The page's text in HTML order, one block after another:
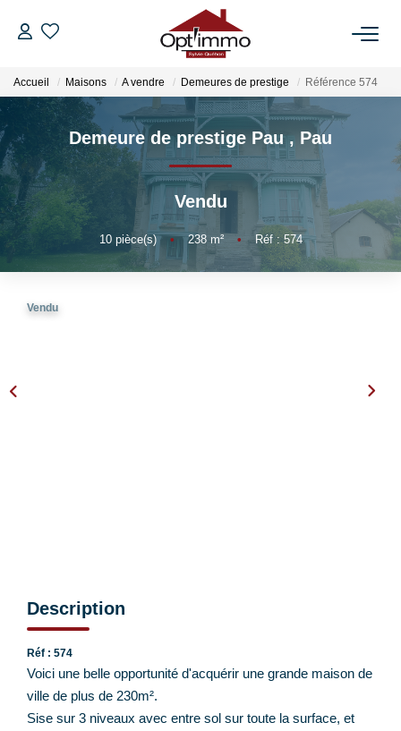
VENTES
LOCATIONS
GESTION
ESTIMATION
Accueil Maisons A vendre Demeures de prestige Référence 574
Demeure de prestige Pau, Pau
Vendu
10pièce(s) • 238m² • Réf : 574
Vendu
Description
Réf : 574
Voici une belle opportunité d'acquérir une grande maison de
ville de plus de 230m².
Sise sur 3 niveaux avec entre sol sur toute la surface, et